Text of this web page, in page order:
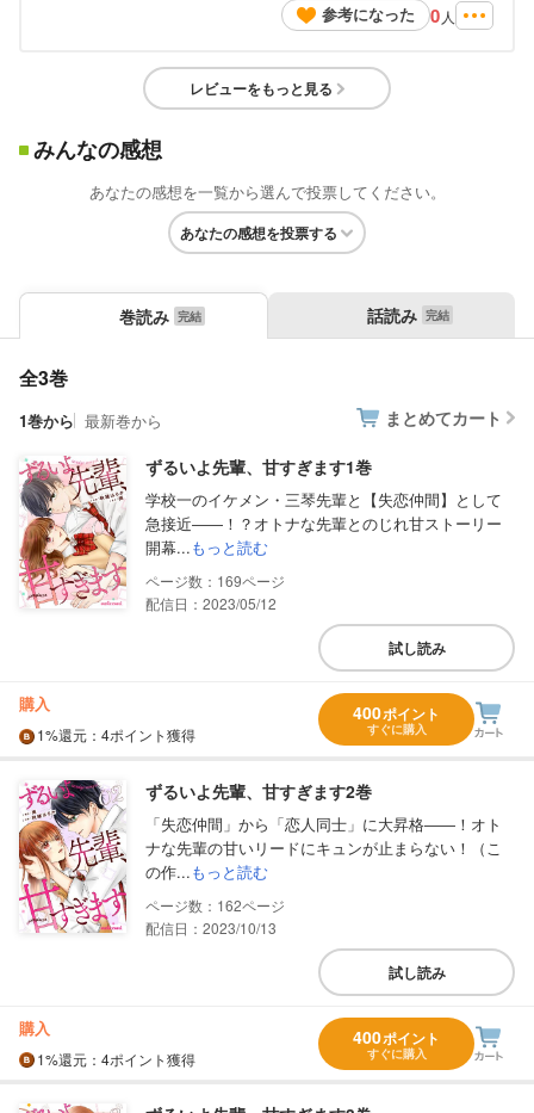
参考になった
0 人
レビューをもっと見る
みんなの感想
あなたの感想を一覧から選んで投票してください。
あなたの感想を投票する
巻読み 話読み
全3巻
1巻から 最新巻から まとめてカート
ずるいよ先輩、甘すぎます1巻
学校一のイケメン・三琴先輩と【失恋仲間】として
急接近――！？オトナな先輩とのじれ甘ストーリー
開幕...もっと読む
169
配信日：2023/05/12
試し読み
購入
1%還元 ：4ポイント獲得
400ポイント
すぐに購入
ずるいよ先輩、甘すぎます2巻
「失恋仲間」から「恋人同士」に大昇格――！オト
ナな先輩の甘いリードにキュンが止まらない！（こ
の作...もっと読む
162
配信日：2023/10/13
試し読み
購入
1%還元 ：4ポイント獲得
400ポイント
すぐに購入